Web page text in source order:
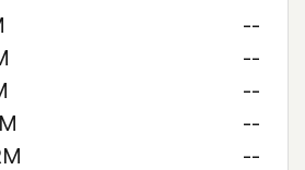
--
--
--
--
--